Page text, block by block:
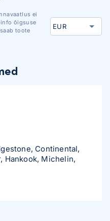
ei
õigsuse
toote
Continental,
Hankook, Michelin,